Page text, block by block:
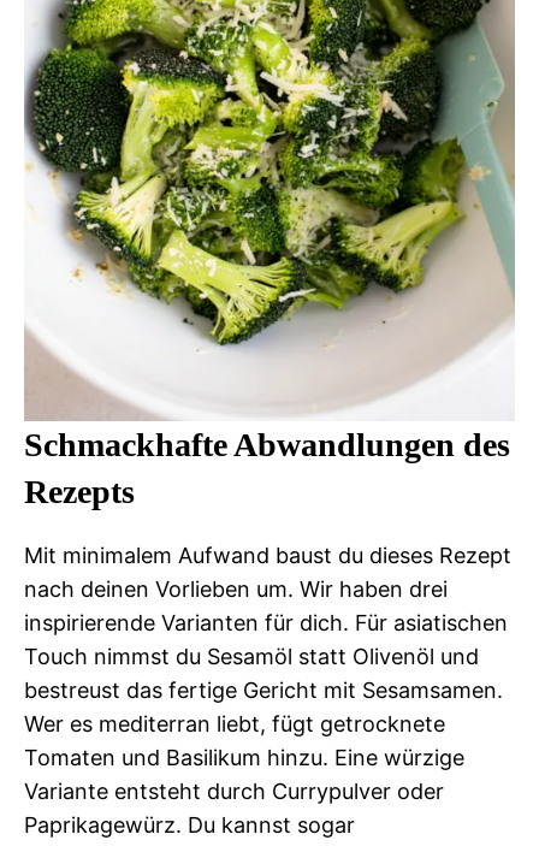
Schmackhafte Abwandlungen des
Rezepts
Mit minimalem Aufwand baust du dieses Rezept
nach deinen Vorlieben um. Wir haben drei
inspirierende Varianten für dich. Für asiatischen
Touch nimmst du Sesamöl statt Olivenöl und
bestreust das fertige Gericht mit Sesamsamen.
Wer es mediterran liebt, fügt getrocknete
Tomaten und Basilikum hinzu. Eine würzige
Variante entsteht durch Currypulver oder
Paprikagewürz. Du kannst sogar